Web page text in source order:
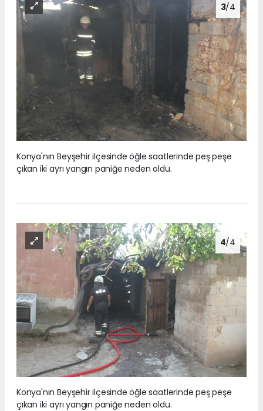
3/4
Konya'nın Beyşehir ilçesinde öğle saatlerinde peş peşe
çıkan iki ayrı yangın paniğe neden oldu.
4/4
Konya'nın Beyşehir ilçesinde öğle saatlerinde peş peşe
çıkan iki ayrı yangın paniğe neden oldu.